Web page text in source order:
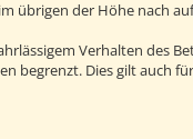
übrigen der Höhe nach
Verhalten des
begrenzt. Dies gilt auch